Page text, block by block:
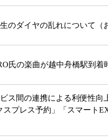
のダイヤの乱れについて（
氏の楽曲が越中舟橋駅到着
ス間の連携による利便性向
スプレス予約」「スマート